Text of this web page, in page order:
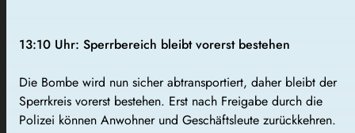
13:10 Uhr: Sperrbereich bleibt vorerst bestehen
Die Bombe wird nun sicher abtransportiert, daher bleibt der
Sperrkreis vorerst bestehen. Erst nach Freigabe durch die
Polizei können Anwohner und Geschäftsleute zurückkehren.